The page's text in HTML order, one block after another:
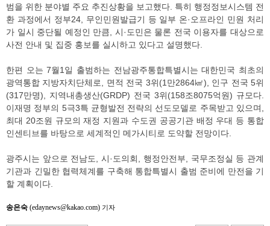
범을 위한 분야별 주요 추진상황을 보고했다. 특히 행정정보시스템 전
환 과정에서 정부24, 무인민원발급기 등 일부 온·오프라인 민원 처리
가 일시 중단될 예정인 만큼, 시·도민은 물론 전국 이용자를 대상으로
사전 안내 및 집중 홍보를 실시하고 있다고 설명했다.
한편 오는 7월1일 출범하는 전남광주통합특별시는 대한민국 최초의
광역통합 지방자치단체로, 면적 전국 3위(1만2864㎢), 인구 전국 5위
(317만명), 지역내총생산(GRDP) 전국 3위(158조8075억원) 규모다.
이재명 정부의 5극3특 균형발전 전략의 선도모델로 주목받고 있으며,
최대 20조원 규모의 재정 지원과 수도권 공공기관 배정 우대 등 통합
인센티브를 바탕으로 세계적인 메가시티로 도약할 전망이다.
광주시는 앞으로 전남도, 시·도의회, 행정안전부, 국무조정실 등 관계
기관과 긴밀한 협력체계를 구축해 통합특별시 출범 준비에 만전을 기
할 계획이다.
송은숙 (edaynews@kakao.com) 기자